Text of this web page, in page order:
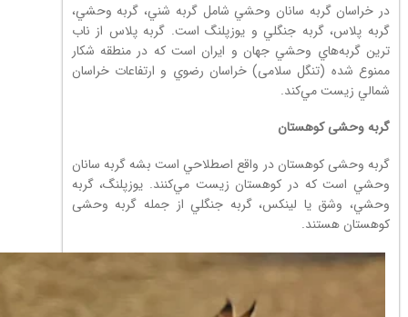
در خراسان گربه سانان وحشي شامل گربه شني، گربه وحشي،
گربه پلاس، گربه جنگلي و یوزپلنگ است. ‌گربه پلاس از ناب
ترين گربه‌هاي وحشي جهان و ايران است كه در منطقه شکار
ممنوع شده (تنگل سلامی) خراسان رضوي و ارتفاعات خراسان
شمالي زيست مي‌كند.
گربه وحشی کوهستان
گربه وحشی کوهستان در واقع اصطلاحي است بشه گربه سانان
وحشي است كه در كوهستان زيست مي‌كنند. یوزپلنگ، گربه
وحشي، وشق يا لینکس، گربه جنگلي از جمله گربه وحشی
کوهستان هستند.